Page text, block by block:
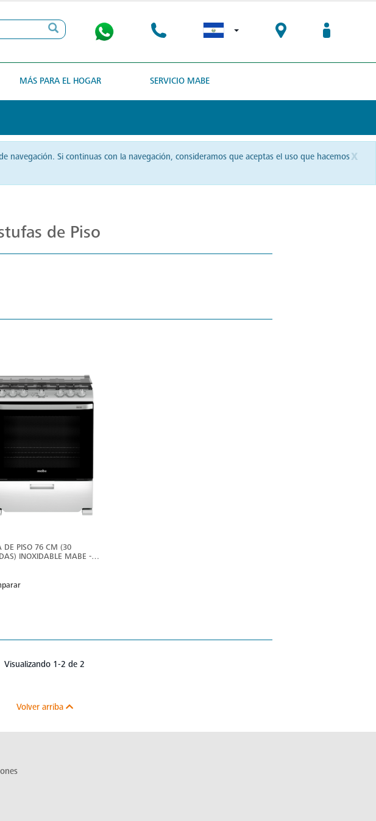
MÁS PARA EL HOGAR SERVICIO MABE
x
Si continuas con la navegación, consideramos que aceptas el uso que hacemos
de Piso
MÁS
DE PISO 76 CM (30
INOXIDABLE MABE -
Visualizando 1-2 de 2
Volver arriba